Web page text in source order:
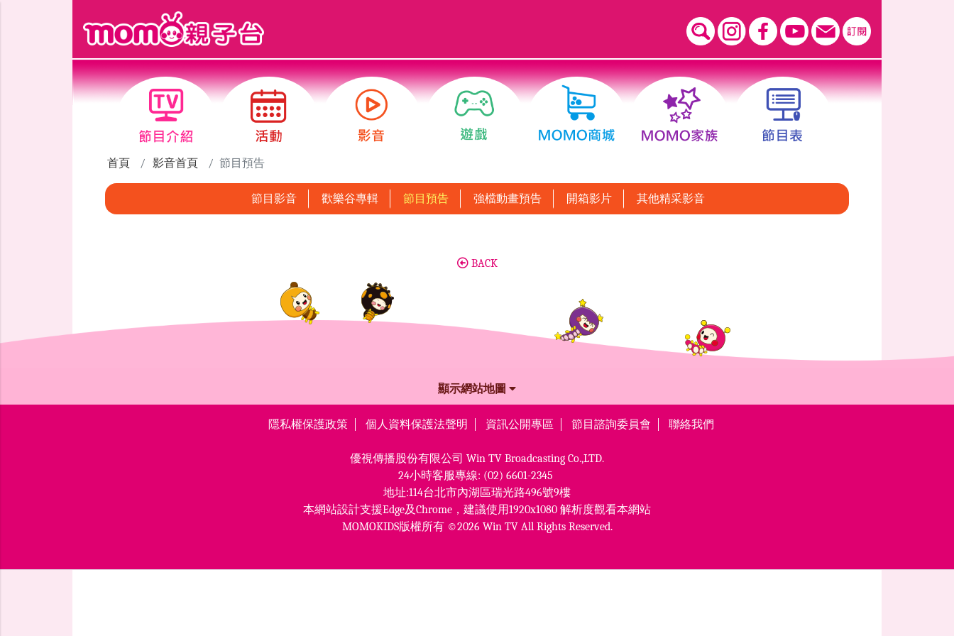
首頁 影音首頁 節目預告
節目影音 歡樂谷專輯 節目預告 強檔動畫預告 開箱影片 其他精采影音
BACK
顯示網站地圖
隱私權保護政策 個人資料保護法聲明 資訊公開專區 節目諮詢委員會 聯絡我們
優視傳播股份有限公司 Win TV Broadcasting Co.,LTD.
24小時客服專線: (02) 6601-2345
地址:114台北市內湖區瑞光路496號9樓
本網站設計支援Edge及Chrome， 建議使用1920x1080 解析度觀看本網站
MOMOKIDS版權所有 ©2026 Win TV All Rights Reserved.